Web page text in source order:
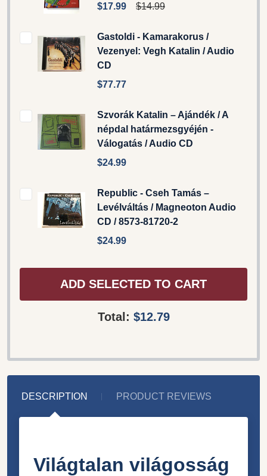
$17.99
$14.99
Gastoldi - Kamarakorus /
Vezenyel: Vegh Katalin / Audio
CD
$77.77
Szvorák Katalin ‎– Ajándék / A
népdal határmezsgyéjén -
Válogatás / Audio CD
$24.99
Republic - Cseh Tamás –
Levélváltás / Magneoton Audio
CD / 8573-81720-2
$24.99
ADD SELECTED TO CART
Total: $12.79
DESCRIPTION PRODUCT REVIEWS
Világtalan világosság